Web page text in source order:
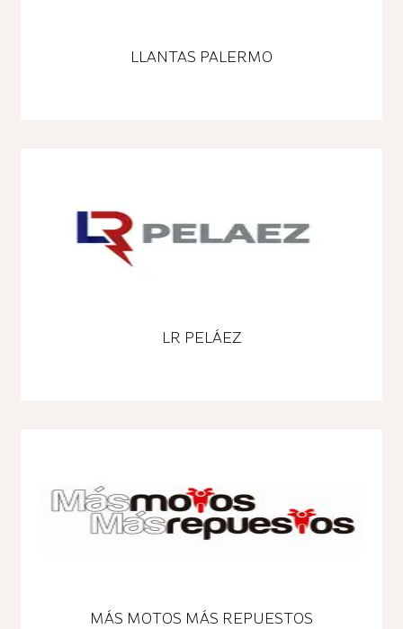
LLANTAS PALERMO
LR PELÁEZ
MÁS MOTOS MÁS REPUESTOS